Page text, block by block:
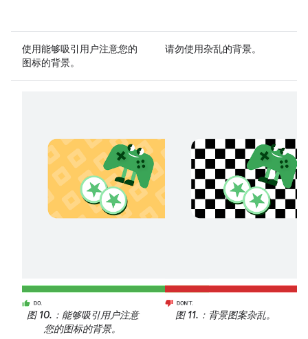
使用能够吸引用户注意您的
图标的背景。
请勿使用杂乱的背景。
图 10. ：能够吸引用户注意
您的图标的背景。
图 11. ：背景图案杂乱。